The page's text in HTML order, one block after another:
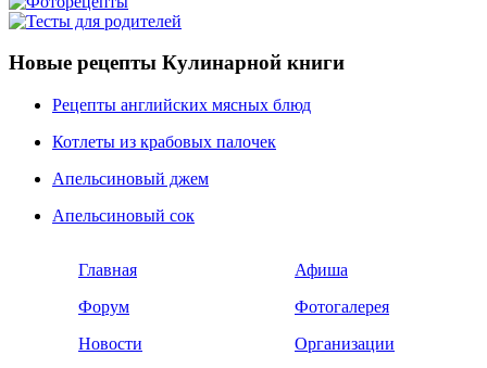
Новые рецепты Кулинарной книги
Рецепты английских мясных блюд
Котлеты из крабовых палочек
Апельсиновый джем
Апельсиновый сок
Главная
Форум
Новости
Афиша
Фотогалерея
Организации